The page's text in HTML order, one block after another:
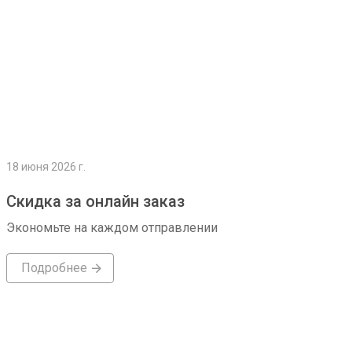
18 июня 2026 г.
Скидка за онлайн заказ
Экономьте на каждом отправлении
Подробнее